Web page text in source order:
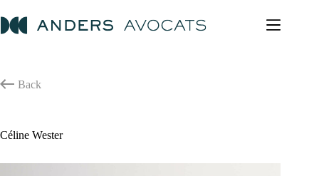
to
content
Back
Céline Wester